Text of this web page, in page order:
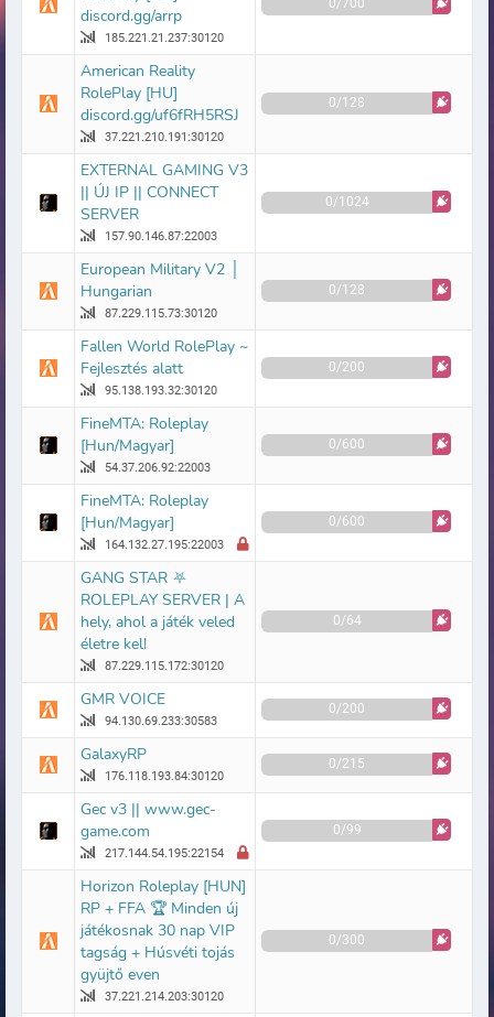
discord.gg/arrp
185.221.21.237:30120
0/700
American Reality
RolePlay [HU]
discord.gg/uf6fRH5RSJ
37.221.210.191:30120
0/128
EXTERNAL GAMING V3
|| ÚJ IP || CONNECT
SERVER
157.90.146.87:22003
0/1024
European Military V2 │
Hungarian
87.229.115.73:30120
0/128
Fallen World RolePlay ~
Fejlesztés alatt
95.138.193.32:30120
0/200
FineMTA: Roleplay
[Hun/Magyar]
54.37.206.92:22003
0/600
FineMTA: Roleplay
[Hun/Magyar]
164.132.27.195:22003
0/600
GANG STAR ⛧
ROLEPLAY SERVER | A
hely, ahol a játék veled
életre kel!
87.229.115.172:30120
0/64
GMR VOICE
94.130.69.233:30583
0/200
GalaxyRP
176.118.193.84:30120
0/215
Gec v3 || www.gec-
game.com
217.144.54.195:22154
0/99
Horizon Roleplay [HUN]
RP + FFA 🏆 Minden új
játékosnak 30 nap VIP
tagság + Húsvéti tojás
gyüjtő even
37.221.214.203:30120
0/300